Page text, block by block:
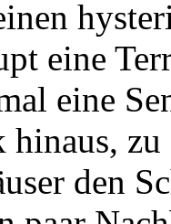
eine
eine
hinaus,
den